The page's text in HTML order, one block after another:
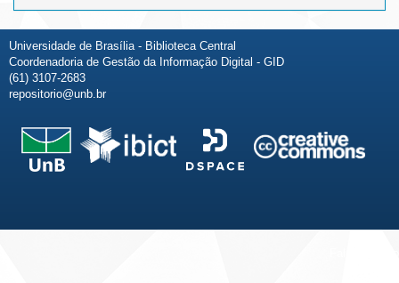
Universidade de Brasília - Biblioteca Central
Coordenadoria de Gestão da Informação Digital - GID
(61) 3107-2683
repositorio@unb.br